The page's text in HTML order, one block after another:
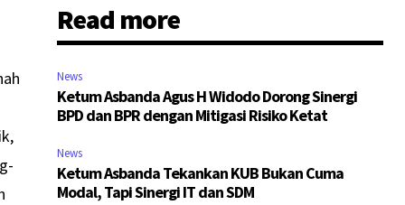
Read more
News
Ketum Asbanda Agus H Widodo Dorong Sinergi
BPD dan BPR dengan Mitigasi Risiko Ketat
News
Ketum Asbanda Tekankan KUB Bukan Cuma
Modal, Tapi Sinergi IT dan SDM